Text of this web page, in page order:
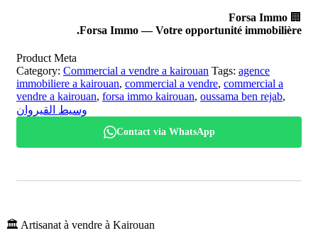
🏢
Forsa Immo
Forsa Immo — Votre opportunité immobilière.
Product Meta
Category: Commercial a vendre a kairouan Tags: agence
immobiliere a kairouan, commercial a vendre, commercial a
vendre a kairouan, forsa immo kairouan, oussama ben rejab,
وسيط القيروان
Contact via WhatsApp
🏛️ Artisanat à vendre à Kairouan